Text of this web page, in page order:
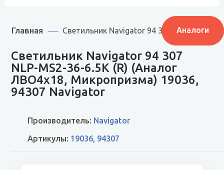
Главная Светильник Navigator 94 307 NLP-MS2-
Аналоги
Светильник Navigator 94 307
NLP-MS2-36-6.5K (R) (Аналог
ЛВО4х18, Микропризма) 19036,
94307 Navigator
Производитель: Navigator
Артикулы: 19036, 94307